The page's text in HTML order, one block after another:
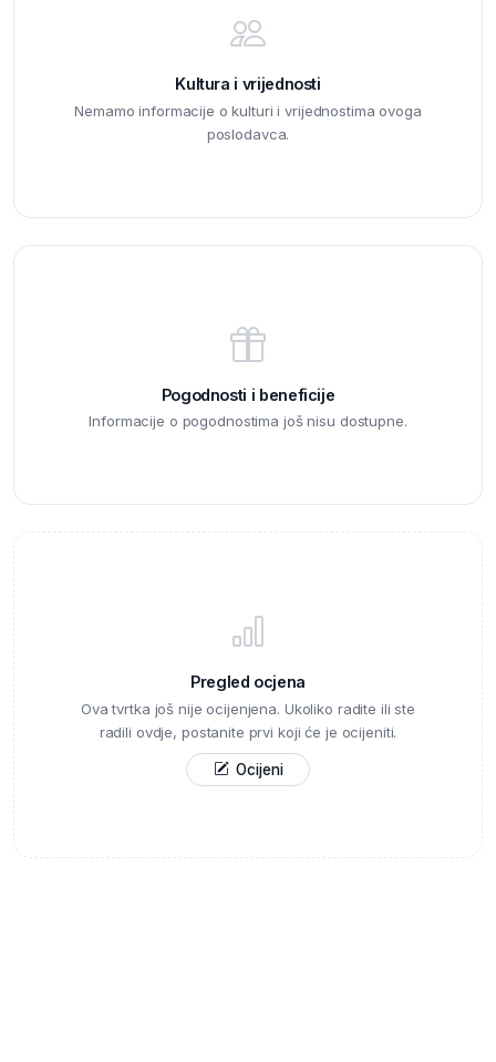
Kultura i vrijednosti
Nemamo informacije o kulturi i vrijednostima ovoga
poslodavca.
Pogodnosti i beneficije
Informacije o pogodnostima još nisu dostupne.
Pregled ocjena
Ova tvrtka još nije ocijenjena. Ukoliko radite ili ste
radili ovdje, postanite prvi koji će je ocijeniti.
Ocijeni